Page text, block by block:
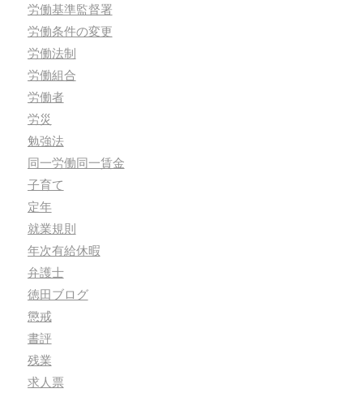
労働基準監督署
労働条件の変更
労働法制
労働組合
労働者
労災
勉強法
同一労働同一賃金
子育て
定年
就業規則
年次有給休暇
弁護士
徳田ブログ
懲戒
書評
残業
求人票